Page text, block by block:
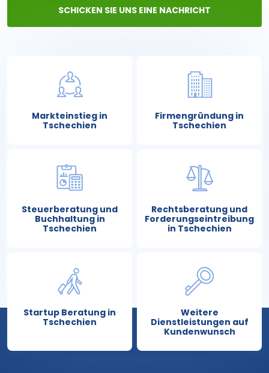
SCHICKEN SIE UNS EINE NACHRICHT
Markteinstieg in
Tschechien
Firmengründung in
Tschechien
Steuerberatung und
Buchhaltung in
Tschechien
Rechtsberatung und
Forderungseintreibung
in Tschechien
Startup Beratung in
Tschechien
Weitere
Dienstleistungen auf
Kundenwunsch